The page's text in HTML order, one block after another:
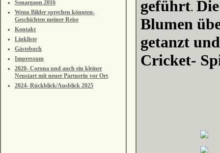
Sonargaon 2016
Wenn Bilder sprechen könnten-
Geschichten meiner Reise
Kontakt
Linkliste
Gästebuch
Impressum
2020- Corona und auch ein kleiner
Neustart mit neuer Partnerin vor Ort
2024- Rückblick/Ausblick 2025
geführt.
Blumen
getanzt
Cricket-